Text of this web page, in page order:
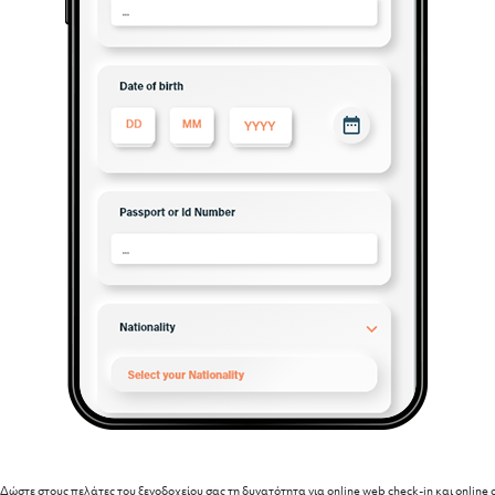
Δώστε στους πελάτες του ξενοδοχείου σας τη δυνατότητα για οnline web check-in και online